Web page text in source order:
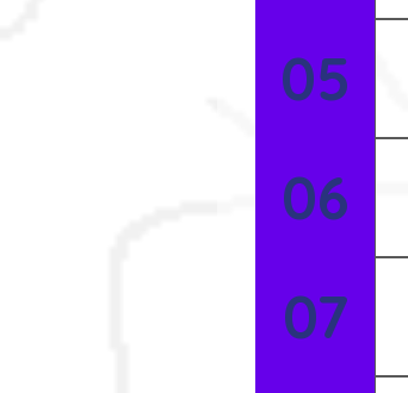
05
06
07